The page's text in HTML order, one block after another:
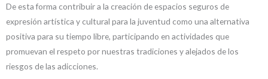
De esta forma contribuir a la creación de espacios seguros de
expresión artística y cultural para la juventud como una alternativa
positiva para su tiempo libre, participando en actividades que
promuevan el respeto por nuestras tradiciones y alejados de los
riesgos de las adicciones.